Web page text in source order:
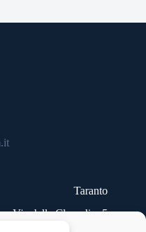
Taranto
Via delle Cheradi n.5